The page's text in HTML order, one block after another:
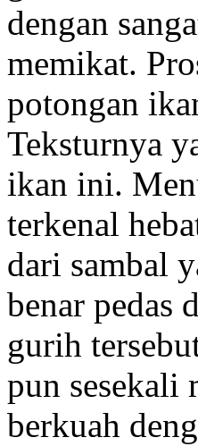
dengan
memikat.
potongan
Teksturnya
ikan ini.
terkenal
dari sambal
benar pedas
gurih
pun sesekali
berkuah